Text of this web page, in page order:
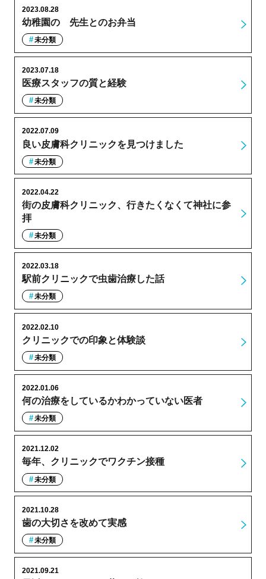
幼稚園の゙先生とのお弁当
2023.08.28
未分類
医療スタッフの質と経験
2023.07.18
未分類
良い皮膚科クリニックを見つけました
2022.07.09
未分類
街の皮膚科クリニック、行きたくなくて神社に参
拝
2022.04.22
未分類
駅前クリニックで虫歯治療した話
2022.03.18
未分類
クリニックでの印象と体験談
2022.02.10
未分類
何の治療をしているかわかっていない医者
2022.01.06
未分類
毎年、クリニックでワクチン接種
2021.12.02
未分類
歯の大切さを改めて実感
2021.10.28
未分類
2021.09.21